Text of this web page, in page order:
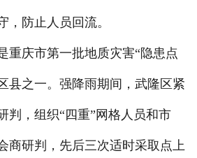
，防止人员回流。
庆市第一批地质灾害“隐患点
县之一。强降雨期间，武隆区紧
判，组织“四重”网格人员和市
商研判，先后三次适时采取点上